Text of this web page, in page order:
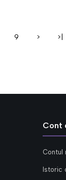
9 > >|
Cont
Contul
Istoric